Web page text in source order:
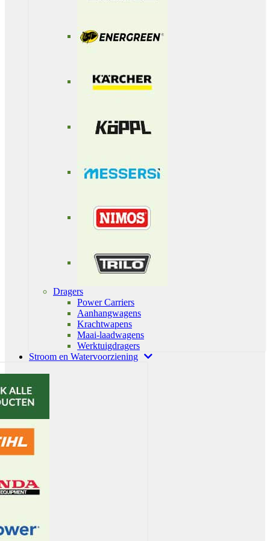
Dragers
Power Carriers
Aanhangwagens
Krachtwapens
Maai-laadwagens
Werktuigdragers
Stroom en Watervoorziening